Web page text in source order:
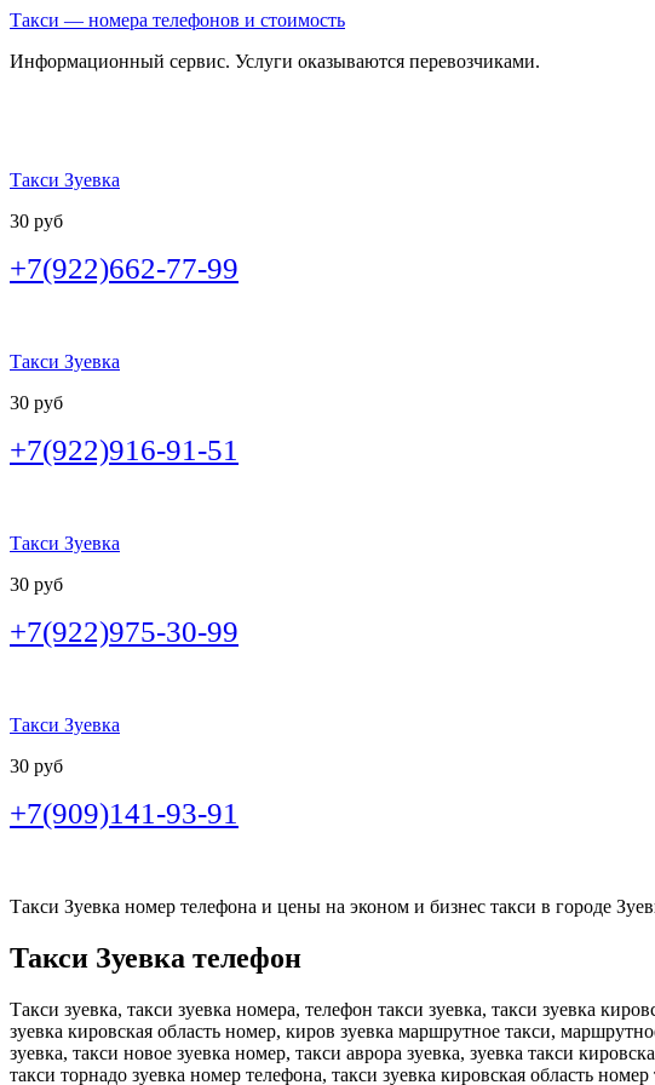
Такси — номера телефонов и стоимость
Информационный сервис. Услуги оказываются перевозчиками.
Такси Зуевка
30 руб
+7(922)662-77-99
Такси Зуевка
30 руб
+7(922)916-91-51
Такси Зуевка
30 руб
+7(922)975-30-99
Такси Зуевка
30 руб
+7(909)141-93-91
Такси Зуевка номер телефона и цены на эконом и бизнес такси в городе
Такси Зуевка телефон
Такси зуевка, такси зуевка номера, телефон такси зуевка, такси зуевка
зуевка кировская область номер, киров зуевка маршрутное такси,
зуевка, такси новое зуевка номер, такси аврора зуевка, зуевка такси
такси торнадо зуевка номер телефона, такси зуевка кировская область